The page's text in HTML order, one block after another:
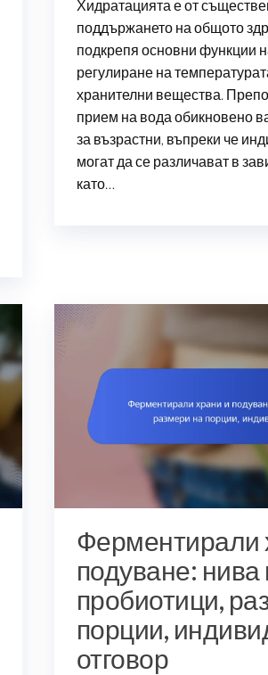
Хидратацията е от
поддържането на общото
подкрепя основни функции
регулиране на
хранителни вещества.
прием на вода обикновено
за възрастни, въпреки че
могат да се различават в
като…
Ферментирали
подуване: нива
пробиотици,
порции,
отговор